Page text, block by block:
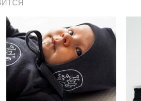
Шапка-чепчик Teddy р. 0/6
мес - графит
750 pуб.